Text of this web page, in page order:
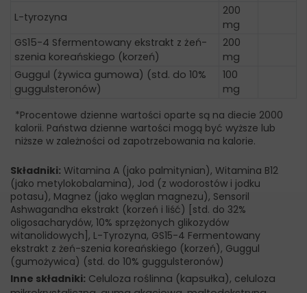
L-tyrozyna
200
mg
GS15-4 Sfermentowany ekstrakt z żeń-
szenia koreańskiego (korzeń)
200
mg
Guggul (żywica gumowa) (std. do 10%
guggulsteronów)
100
mg
*Procentowe dzienne wartości oparte są na diecie 2000
kalorii. Państwa dzienne wartości mogą być wyższe lub
niższe w zależności od zapotrzebowania na kalorie.
Składniki: Witamina A (jako palmitynian), Witamina B12
(jako metylokobalamina), Jod (z wodorostów i jodku
potasu), Magnez (jako węglan magnezu), Sensoril
Ashwagandha ekstrakt (korzeń i liść) [std. do 32%
oligosacharydów, 10% sprzężonych glikozydów
witanolidowych], L-Tyrozyna, GS15-4 Fermentowany
ekstrakt z żeń-szenia koreańskiego (korzeń), Guggul
(gumożywica) (std. do 10% guggulsteronów)
Inne składniki: Celuloza roślinna (kapsułka), celuloza